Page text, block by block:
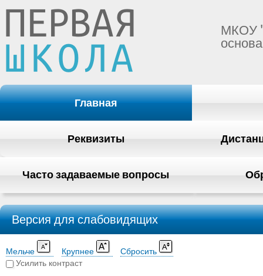
МКОУ
Главная
Реквизиты
Часто задаваемые вопросы
Версия для слабовидящих
Мельче Крупнее
Сбросить
Усилить контраст